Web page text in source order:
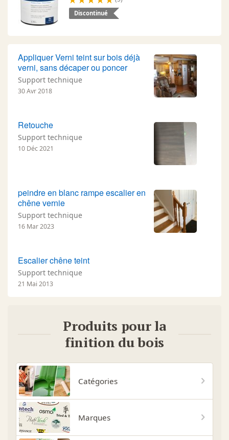
Discontinué
Appliquer Verni teint sur bois déjà
verni, sans décaper ou poncer
Support technique
30 Avr 2018
Retouche
Support technique
10 Déc 2021
peindre en blanc rampe escalier en
chêne vernie
Support technique
16 Mar 2023
Escalier chêne teint
Support technique
21 Mai 2013
Produits pour la
finition du bois
Catégories
Marques